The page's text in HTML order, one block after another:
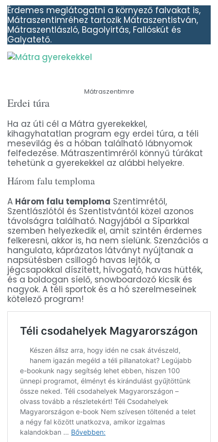
Érdemes meglátogatni a környező falvakat is,
Mátraszentimréhez tartozik Mátraszentistván,
Mátraszentlászló, Bagolyirtás, Fallóskút és
Galyatető.
Mátraszentimre
Erdei túra
Ha az úti cél a Mátra gyerekekkel,
kihagyhatatlan program egy erdei túra, a téli
mesevilág és a hóban található lábnyomok
felfedezése. Mátraszentimréről könnyű túrákat
tehetünk a gyerekekkel az alábbi helyekre.
Három falu temploma
A Három falu temploma Szentimrétől,
Szentlászlótól és Szentistvántól közel azonos
távolságra található. Nagyjából a Síparkkal
szemben helyezkedik el, amit szintén érdemes
felkeresni, akkor is, ha nem síelünk. Szenzációs a
hangulata, káprázatos látványt nyújtanak a
napsütésben csillogó havas lejtők, a
jégcsapokkal díszített, hívogató, havas hütték,
és a boldogan síelő, snowboardozó kicsik és
nagyok. A téli sportok és a hó szerelmeseinek
kötelező program!